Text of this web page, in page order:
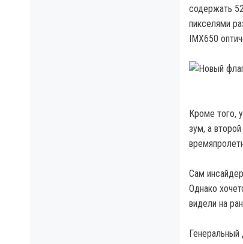
содержать
пикселями
IMX650
Кроме того,
зум, а
Сам
Однако
видели на